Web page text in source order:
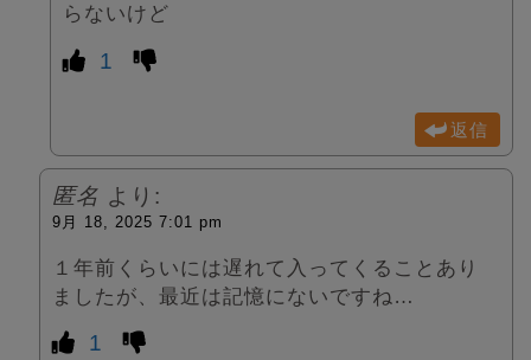
らないけど
1
返信
匿名 より:
9月 18, 2025 7:01 pm
１年前くらいには遅れて入ってくることあり
ましたが、最近は記憶にないですね…
1